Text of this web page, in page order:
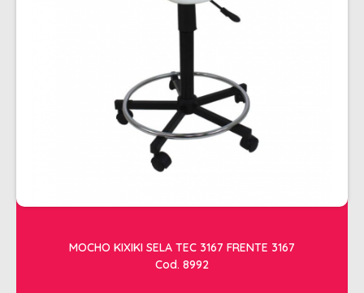
MOCHO KIXIKI SELA TEC 3167 FRENTE 3167
Cod. 8992